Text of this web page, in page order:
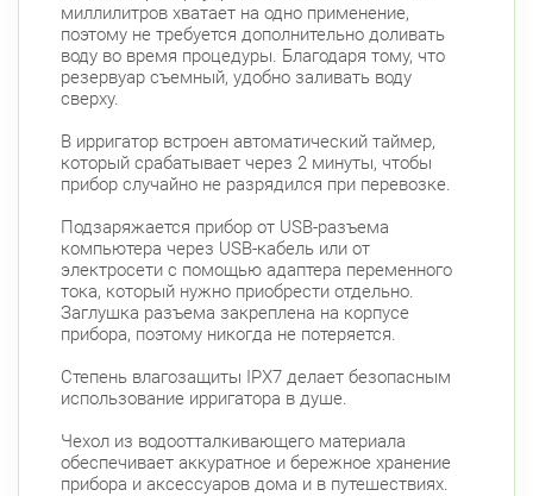
Дунайский пр., д. 34/16 Круглосуточно
Дунайская
Белы Куна, д.1, к.1 8:00-22:00
Бухарестская
миллилитров хватает на одно применение,
поэтому не требуется дополнительно доливать
воду во время процедуры. Благодаря тому, что
резервуар съемный, удобно заливать воду
сверху.
В ирригатор встроен автоматический таймер,
который срабатывает через 2 минуты, чтобы
прибор случайно не разрядился при перевозке.
Подзаряжается прибор от USB-разъема
компьютера через USB-кабель или от
электросети с помощью адаптера переменного
тока, который нужно приобрести отдельно.
Заглушка разъема закреплена на корпусе
прибора, поэтому никогда не потеряется.
Степень влагозащиты IPX7 делает безопасным
использование ирригатора в душе.
Чехол из водоотталкивающего материала
обеспечивает аккуратное и бережное хранение
прибора и аксессуаров дома и в путешествиях.